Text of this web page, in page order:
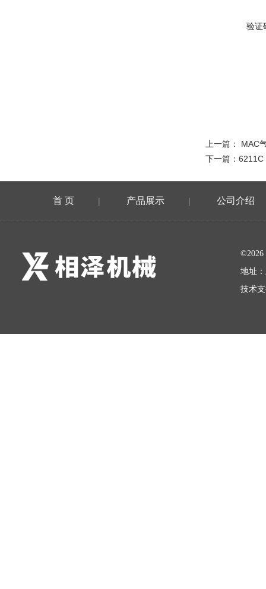
验证
上一篇： MAC
下一篇： 6211C
首 页 | 产品展示 | 公司介绍
地址
技术